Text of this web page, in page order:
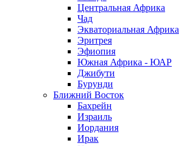
Центральная Африка
Чад
Экваториальная Африка
Эритрея
Эфиопия
Южная Африка - ЮАР
Джибути
Бурунди
Ближний Восток
Бахрейн
Израиль
Иордания
Ирак